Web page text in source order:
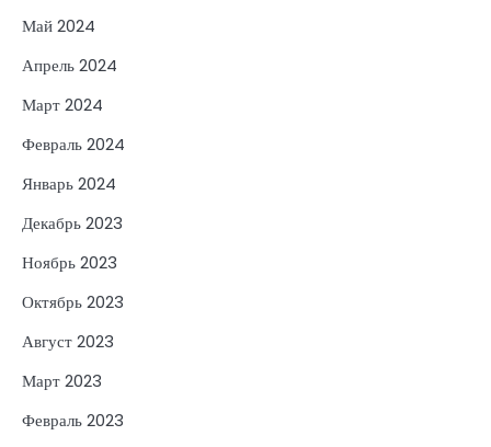
Май 2024
Апрель 2024
Март 2024
Февраль 2024
Январь 2024
Декабрь 2023
Ноябрь 2023
Октябрь 2023
Август 2023
Март 2023
Февраль 2023